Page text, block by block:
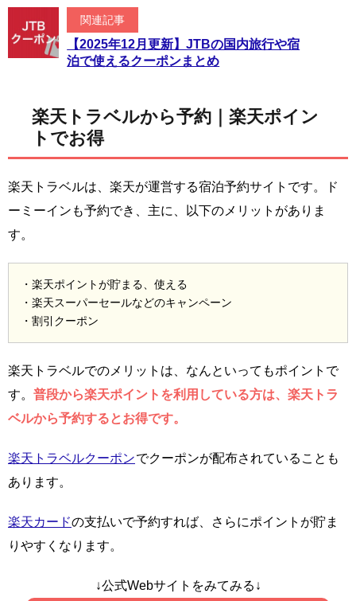
関連記事
【2025年12月更新】JTBの国内旅行や宿
泊で使えるクーポンまとめ
楽天トラベルから予約｜楽天ポイン
トでお得
楽天トラベルは、楽天が運営する宿泊予約サイトです。ド
ーミーインも予約でき、主に、以下のメリットがありま
す。
・楽天ポイントが貯まる、使える
・楽天スーパーセールなどのキャンペーン
・割引クーポン
楽天トラベルでのメリットは、なんといってもポイントで
す。 普段から楽天ポイントを利用している方は、楽天トラ
ベルから予約するとお得です。
楽天トラベルクーポンでクーポンが配布されていることも
あります。
楽天カードの支払いで予約すれば、さらにポイントが貯ま
りやすくなります。
↓公式Webサイトをみてみる↓